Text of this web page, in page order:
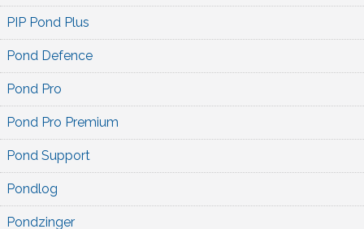
PIP Pond Plus
Pond Defence
Pond Pro
Pond Pro Premium
Pond Support
Pondlog
Pondzinger